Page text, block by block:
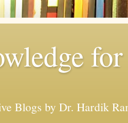
Blogs by Dr. Hardik